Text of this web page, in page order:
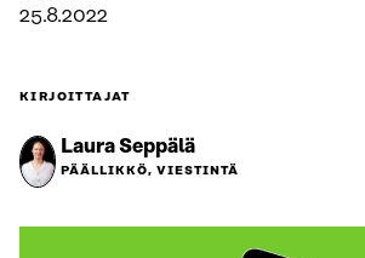
25.8.2022
KIRJOITTAJAT
Laura Seppälä
PÄÄLLIKKÖ, VIESTINTÄ